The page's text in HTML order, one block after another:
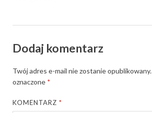
Dodaj komentarz
Twój adres e-mail nie zostanie opublikowany.
oznaczone *
KOMENTARZ*